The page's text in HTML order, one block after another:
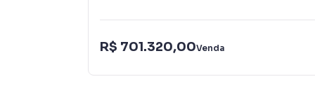
R$ 701.320,00Venda